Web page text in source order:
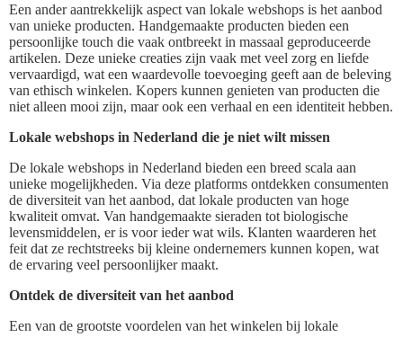
Een ander aantrekkelijk aspect van lokale webshops is het aanbod
van unieke producten. Handgemaakte producten bieden een
persoonlijke touch die vaak ontbreekt in massaal geproduceerde
artikelen. Deze unieke creaties zijn vaak met veel zorg en liefde
vervaardigd, wat een waardevolle toevoeging geeft aan de beleving
van ethisch winkelen. Kopers kunnen genieten van producten die
niet alleen mooi zijn, maar ook een verhaal en een identiteit hebben.
Lokale webshops in Nederland die je niet wilt missen
De lokale webshops in Nederland bieden een breed scala aan
unieke mogelijkheden. Via deze platforms ontdekken consumenten
de diversiteit van het aanbod, dat lokale producten van hoge
kwaliteit omvat. Van handgemaakte sieraden tot biologische
levensmiddelen, er is voor ieder wat wils. Klanten waarderen het
feit dat ze rechtstreeks bij kleine ondernemers kunnen kopen, wat
de ervaring veel persoonlijker maakt.
Ontdek de diversiteit van het aanbod
Een van de grootste voordelen van het winkelen bij lokale